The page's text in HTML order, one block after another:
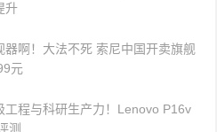
升
器啊！大法不死 索尼中国开卖旗舰
元
工程与科研生产力！Lenovo P16v
测